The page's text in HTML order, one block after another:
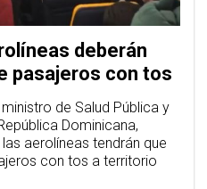
deberán
pasajeros con tos
de Salud Pública y
Dominicana,
aerolíneas tendrán que
con tos a territorio